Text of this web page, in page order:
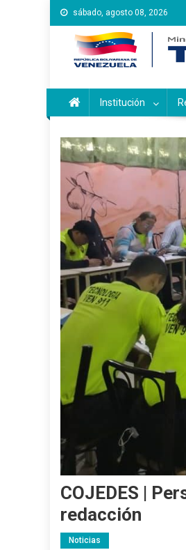
Saltar
al
contenido
sábado, agosto 08, 2026
Instituto
Inces
Institución
COJEDES |
redacción
Noticias